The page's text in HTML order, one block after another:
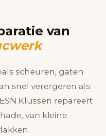
van
scheuren, gaten
snel verergeren als
Klussen repareert
van kleine